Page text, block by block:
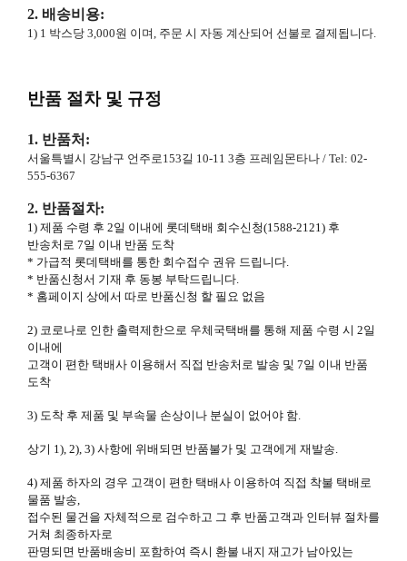
2. 배송비용:
1) 1 박스당 3,000원 이며, 주문 시 자동 계산되어 선불로 결제됩니다.
반품 절차 및 규정
1. 반품처:
서울특별시 강남구 언주로153길 10-11 3층 프레임몬타나 / Tel: 02-
555-6367
2. 반품절차:
1) 제품 수령 후 2일 이내에 롯데택배 회수신청(1588-2121) 후
반송처로 7일 이내 반품 도착
* 가급적 롯데택배를 통한 회수접수 권유 드립니다.
* 반품신청서 기재 후 동봉 부탁드립니다.
* 홈페이지 상에서 따로 반품신청 할 필요 없음
2) 코로나로 인한 출력제한으로 우체국택배를 통해 제품 수령 시 2일
이내에
고객이 편한 택배사 이용해서 직접 반송처로 발송 및 7일 이내 반품
도착
3) 도착 후 제품 및 부속물 손상이나 분실이 없어야 함.
상기 1), 2), 3) 사항에 위배되면 반품불가 및 고객에게 재발송.
4) 제품 하자의 경우 고객이 편한 택배사 이용하여 직접 착불 택배로
물품 발송,
접수된 물건을 자체적으로 검수하고 그 후 반품고객과 인터뷰 절차를
거쳐 최종하자로
판명되면 반품배송비 포함하여 즉시 환불 내지 재고가 남아있는